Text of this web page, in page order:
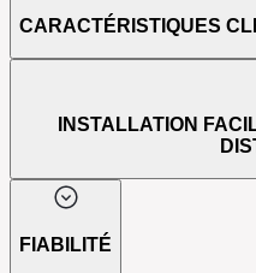
CARACTÉRISTIQUES
INSTALLATION
FIABILITÉ